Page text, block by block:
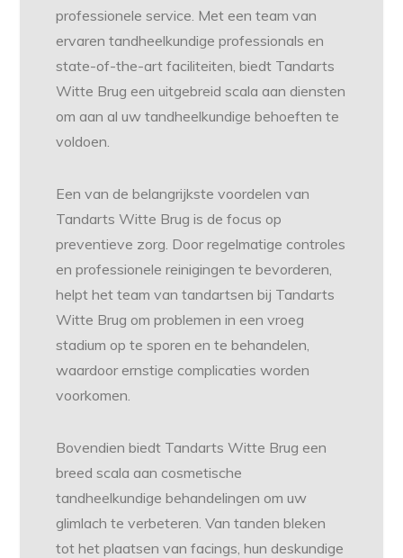
professionele service. Met een team van
ervaren tandheelkundige professionals en
state-of-the-art faciliteiten, biedt Tandarts
Witte Brug een uitgebreid scala aan diensten
om aan al uw tandheelkundige behoeften te
voldoen.
Een van de belangrijkste voordelen van
Tandarts Witte Brug is de focus op
preventieve zorg. Door regelmatige controles
en professionele reinigingen te bevorderen,
helpt het team van tandartsen bij Tandarts
Witte Brug om problemen in een vroeg
stadium op te sporen en te behandelen,
waardoor ernstige complicaties worden
voorkomen.
Bovendien biedt Tandarts Witte Brug een
breed scala aan cosmetische
tandheelkundige behandelingen om uw
glimlach te verbeteren. Van tanden bleken
tot het plaatsen van facings, hun deskundige